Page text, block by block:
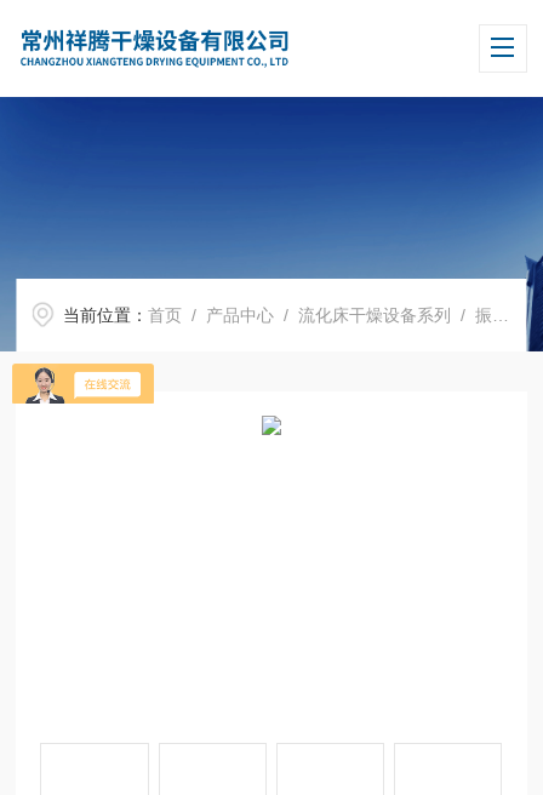
当前位置：首页 / 产品中心 /流化床干燥设备系列 /振动流化床干燥机